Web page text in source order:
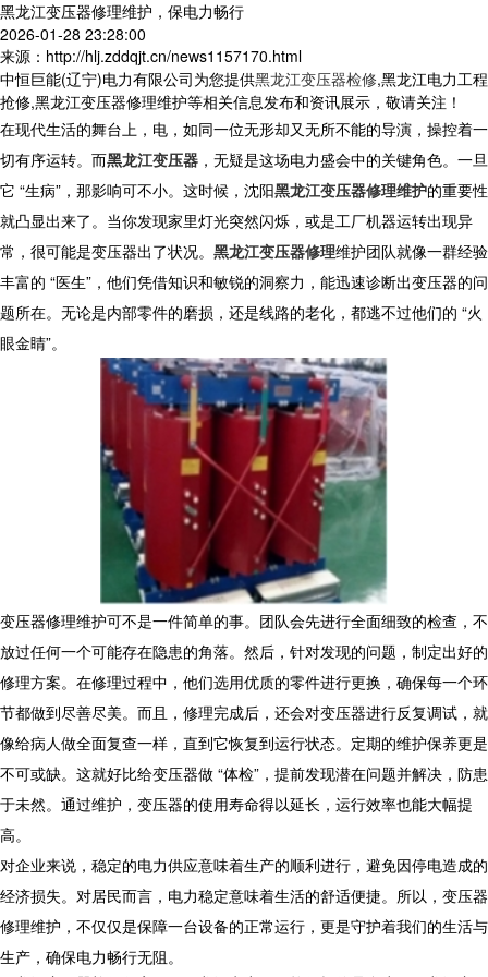
黑龙江变压器修理维护，保电力畅行
2026-01-28 23:28:00
来源：http://hlj.zddqjt.cn/news1157170.html
中恒巨能(辽宁)电力有限公司为您提供黑龙江变压器检修,黑龙江电力工程
抢修,黑龙江变压器修理维护等相关信息发布和资讯展示，敬请关注！
在现代生活的舞台上，电，如同一位无形却又无所不能的导演，操控着一
切有序运转。而黑龙江变压器 ，无疑是这场电力盛会中的关键角色。一旦
它 “生病”，那影响可不小。这时候，沈阳黑龙江变压器修理维护的重要性
就凸显出来了。当你发现家里灯光突然闪烁，或是工厂机器运转出现异
常，很可能是变压器出了状况。 黑龙江变压器修理维护团队就像一群经验
丰富的 “医生”，他们凭借知识和敏锐的洞察力，能迅速诊断出变压器的问
题所在。无论是内部零件的磨损，还是线路的老化，都逃不过他们的 “火
眼金睛”。
变压器修理维护可不是一件简单的事。团队会先进行全面细致的检查，不
放过任何一个可能存在隐患的角落。然后，针对发现的问题，制定出好的
修理方案。在修理过程中，他们选用优质的零件进行更换，确保每一个环
节都做到尽善尽美。而且，修理完成后，还会对变压器进行反复调试，就
像给病人做全面复查一样，直到它恢复到运行状态。定期的维护保养更是
不可或缺。这就好比给变压器做 “体检”，提前发现潜在问题并解决，防患
于未然。通过维护，变压器的使用寿命得以延长，运行效率也能大幅提
高。
对企业来说，稳定的电力供应意味着生产的顺利进行，避免因停电造成的
经济损失。对居民而言，电力稳定意味着生活的舒适便捷。所以，变压器
修理维护，不仅仅是保障一台设备的正常运行，更是守护着我们的生活与
生产，确保电力畅行无阻。